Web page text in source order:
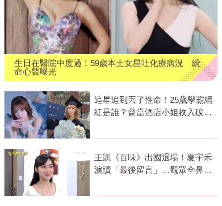
生日在醫院中度過！59歲本土女星吐化療病況 續
命心聲曝光
追星追到丟了性命！25歲學霸網
紅是誰？曾當酒店小姐收入破
王凱《百味》出國退場！夏宇禾
淚讀「最後留言」…觀眾全鼻